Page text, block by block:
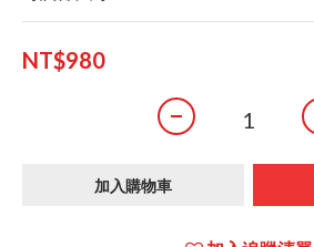
NT$980
加入購物車